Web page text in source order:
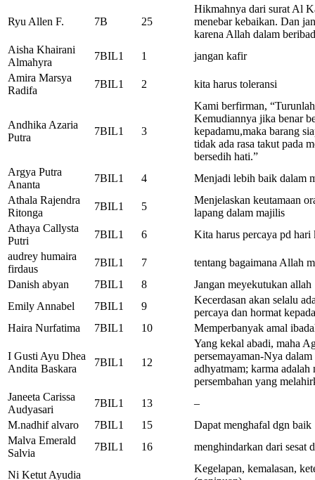
Ryu Allen F. 7B 25
Hikmahnya dari surat Al
menebar kebaikan. Dan
karena Allah dalam
Aisha Khairani
Almahyra
7BIL1 1
jangan kafir
Amira Marsya
Radifa
7BIL1 2 kita harus toleransi
Andhika Azaria
Putra
7BIL1 3
Kami berfirman,
Kemudiannya jika benar
kepadamu,maka barang
tidak ada rasa takut pada
bersedih hati.”
Argya Putra
Ananta
7BIL1 4
Menjadi lebih baik dalam
Athala Rajendra
Ritonga
7BIL1 5
Menjelaskan keutamaan
lapang dalam majilis
Athaya Callysta
Putri
7BIL1 6
Kita harus percaya pd hari
audrey humaira
firdaus
7BIL1 7
tentang bagaimana Allah
Danish abyan
7BIL1 8
Jangan meyekutukan allah
Emily Annabel
7BIL1 9
Kecerdasan akan selalu
percaya dan hormat
Haira Nurfatima
7BIL1 10 Memperbanyak amal
I Gusti Ayu Dhea
Andita Baskara
7BIL1 12
Yang kekal abadi, maha
persemayaman-Nya
adhyatmam; karma
persembahan yang
Janeeta Carissa
Audyasari
7BIL1 13
–
M.nadhif alvaro
7BIL1 15
Dapat menghafal dgn baik
Malva Emerald
Salvia
7BIL1 16 menghindarkan dari sesat
Ni Ketut Ayudia
Kegelapan, kemalasan,